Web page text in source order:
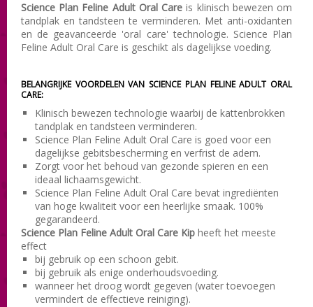
Science Plan Feline Adult Oral Careis klinisch bewezen om
tandplak en tandsteen te verminderen. Met anti-oxidanten
en de geavanceerde 'oral care' technologie. Science Plan
Feline Adult Oral Care is geschikt als dagelijkse voeding.
BELANGRIJKE VOORDELEN VAN SCIENCE PLAN FELINE ADULT ORAL
CARE:
Klinisch bewezen technologie waarbij de kattenbrokken
tandplak en tandsteen verminderen.
Science Plan Feline Adult Oral Care is goed voor een
dagelijkse gebitsbescherming en verfrist de adem.
Zorgt voor het behoud van gezonde spieren en een
ideaal lichaamsgewicht.
Science Plan Feline Adult Oral Care bevat ingrediënten
van hoge kwaliteit voor een heerlijke smaak. 100%
gegarandeerd.
Science Plan Feline Adult Oral Care Kip heeft het meeste
effect
bij gebruik op een schoon gebit.
bij gebruik als enige onderhoudsvoeding.
wanneer het droog wordt gegeven (water toevoegen
vermindert de effectieve reiniging).